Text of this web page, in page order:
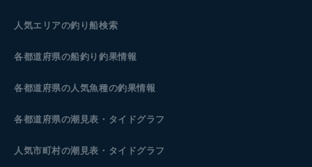
人気エリアの釣り船検索
各都道府県の船釣り釣果情報
各都道府県の人気魚種の釣果情報
各都道府県の潮見表 ・タイドグラフ
人気市町村の潮見表・タイドグラフ